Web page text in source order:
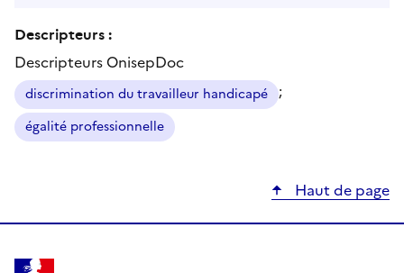
Descripteurs :
Descripteurs OnisepDoc
discrimination du travailleur handicapé ;
égalité professionnelle
Haut de page